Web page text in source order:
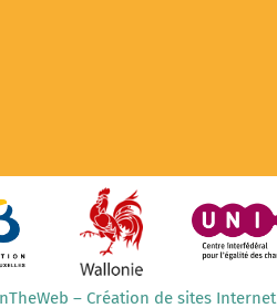
– Création de sites Internet